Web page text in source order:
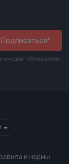
Подписаться*
скидки, обновления
и нормы